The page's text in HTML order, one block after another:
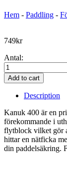
Hem - Paddling -
749kr
Antal:
Kanuk
400,
flytväst
quantity
Add to cart
Description
Kanuk 400 är en
förekommande i
flytblock vilket gör
hittar en nätficka
din paddelsäkring.